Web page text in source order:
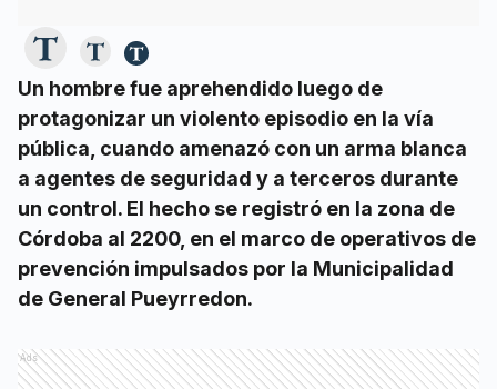
Un hombre fue aprehendido luego de
protagonizar un violento episodio en la vía
pública, cuando amenazó con un arma blanca
a agentes de seguridad y a terceros durante
un control. El hecho se registró en la zona de
Córdoba al 2200, en el marco de operativos de
prevención impulsados por la Municipalidad
de General Pueyrredon.
Ads